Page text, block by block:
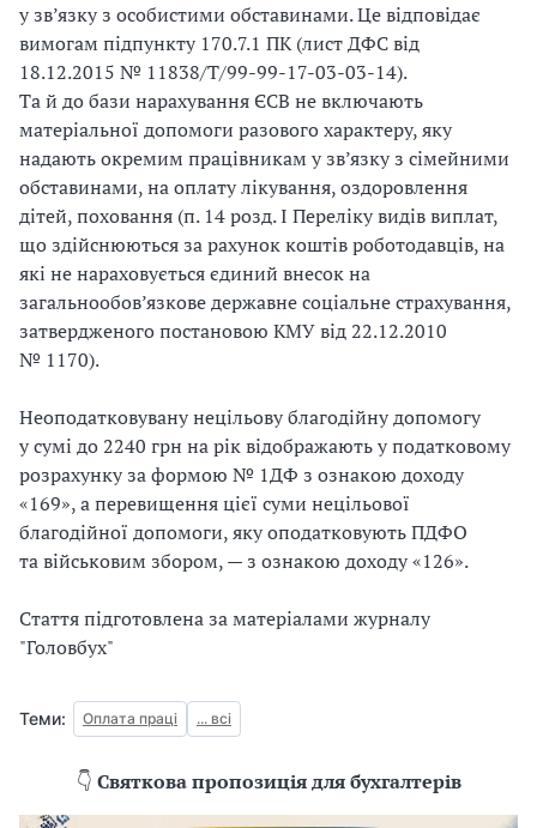
у зв’язку з особистими обставинами. Це відповідає
вимогам підпункту 170.7.1 ПК (лист ДФС від
18.12.2015 № 11838/Т/99-99-17-03-03-14).
Та й до бази нарахування ЄСВ не включають
матеріальної допомоги разового характеру, яку
надають окремим працівникам у зв’язку з сімейними
обставинами, на оплату лікування, оздоровлення
дітей, поховання (п. 14 розд. І Переліку видів виплат,
що здійснюються за рахунок коштів роботодавців, на
які не нараховується єдиний внесок на
загальнообов’язкове державне соціальне страхування,
затвердженого постановою КМУ від 22.12.2010
№ 1170).
Неоподатковувану нецільову благодійну допомогу
у сумі до 2240 грн на рік відображають у податковому
розрахунку за формою № 1ДФ з ознакою доходу
«169», а перевищення цієї суми нецільової
благодійної допомоги, яку оподатковують ПДФО
та військовим збором, — з ознакою доходу «126».
Стаття підготовлена за матеріалами журналу
"Головбух"
Теми: Оплата праці ... всі
👇 Святкова пропозиція для бухгалтерів